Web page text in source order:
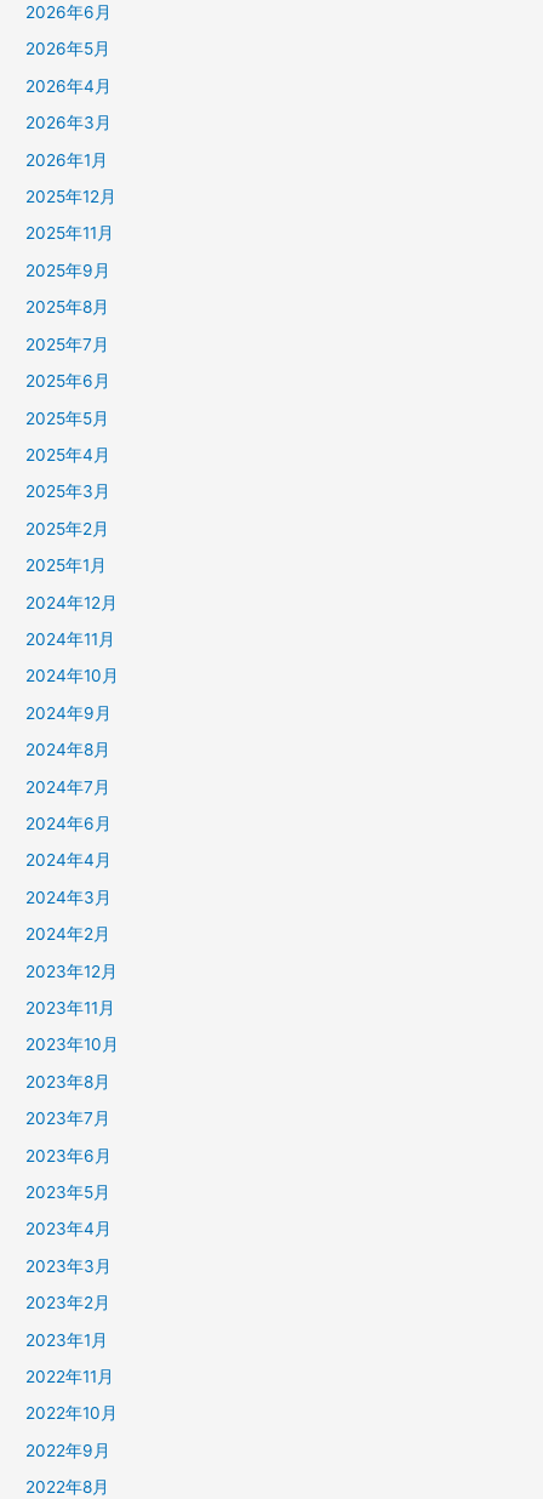
2026年6月
2026年5月
2026年4月
2026年3月
2026年1月
2025年12月
2025年11月
2025年9月
2025年8月
2025年7月
2025年6月
2025年5月
2025年4月
2025年3月
2025年2月
2025年1月
2024年12月
2024年11月
2024年10月
2024年9月
2024年8月
2024年7月
2024年6月
2024年4月
2024年3月
2024年2月
2023年12月
2023年11月
2023年10月
2023年8月
2023年7月
2023年6月
2023年5月
2023年4月
2023年3月
2023年2月
2023年1月
2022年11月
2022年10月
2022年9月
2022年8月